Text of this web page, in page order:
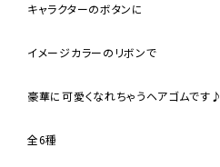
キャラクターのボタンに
イメージカラーのリボンで
豪華に可愛くなれちゃうヘアゴムです♪
全6種